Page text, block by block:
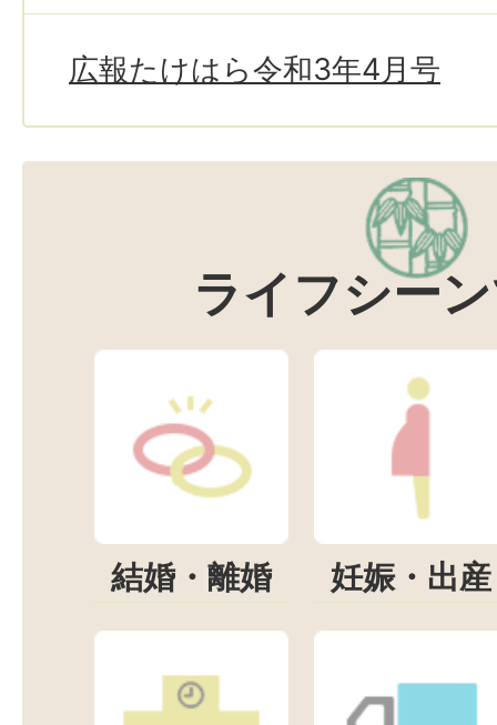
広報たけはら令和3年4月号
ライフシー
結婚・離婚 妊娠・出産